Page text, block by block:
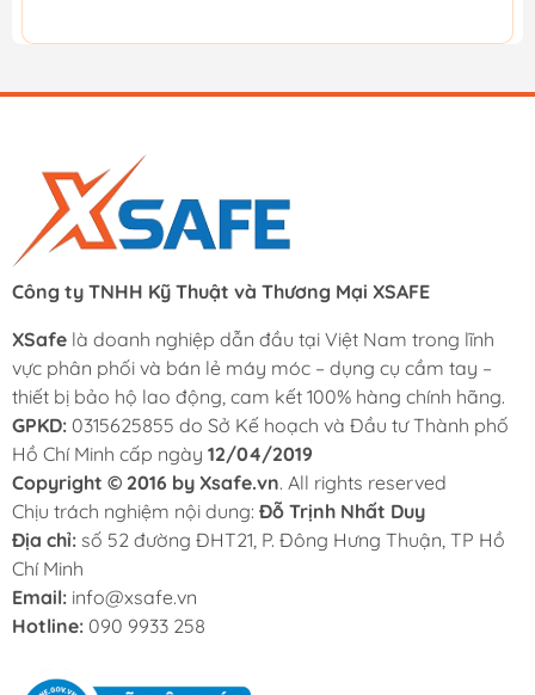
Công ty TNHH Kỹ Thuật và Thương Mại XSAFE
XSafe là doanh nghiệp dẫn đầu tại Việt Nam trong lĩnh
vực phân phối và bán lẻ máy móc – dụng cụ cầm tay –
thiết bị bảo hộ lao động, cam kết 100% hàng chính hãng.
GPKD: 0315625855 do Sở Kế hoạch và Đầu tư Thành phố
Hồ Chí Minh cấp ngày 12/04/2019
Copyright © 2016 by Xsafe.vn. All rights reserved
Chịu trách nghiệm nội dung: Đỗ Trịnh Nhất Duy
Địa chỉ: số 52 đường ĐHT21, P. Đông Hưng Thuận, TP Hồ
Chí Minh
Email: info@xsafe.vn
Hotline: 090 9933 258